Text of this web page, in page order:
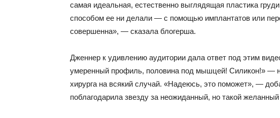
самая идеальная, естественно выглядящая пластика
способом ее ни делали — с помощью имплантатов или
совершенна», — сказала блогерша.
Дженнер к удивлению аудитории дала ответ под этим
умеренный профиль, половина под мышцей! Силикон!» —
хирурга на всякий случай. «Надеюсь, это поможет», —
поблагодарила звезду за неожиданный, но такой